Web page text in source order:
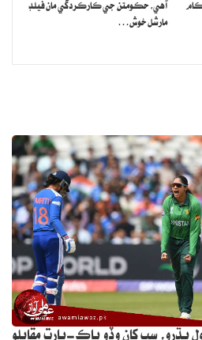
آهي، حڪومتن جي ڪارڪردگي مان فيلڊ
مارشل خوش…